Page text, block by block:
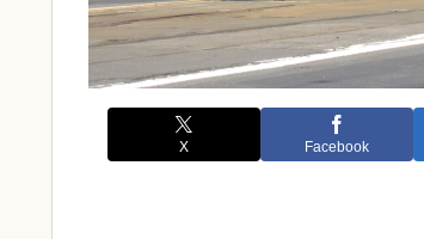
X Facebook